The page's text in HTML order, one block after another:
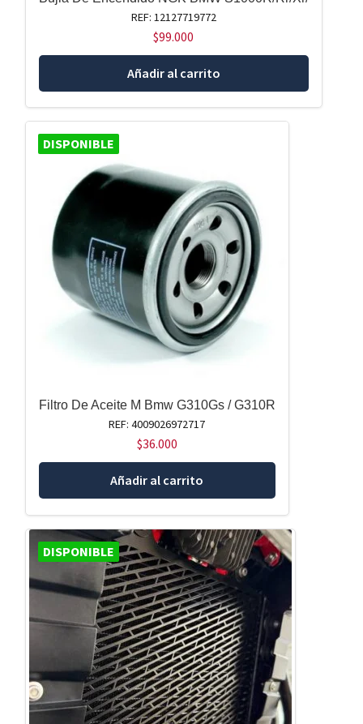
REF: 12127719772
$99.000
Añadir al carrito
DISPONIBLE
Filtro De Aceite M Bmw G310Gs / G310R
REF: 4009026972717
$36.000
Añadir al carrito
DISPONIBLE